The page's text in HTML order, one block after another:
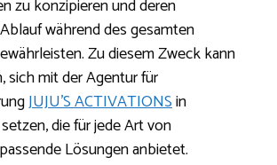
zu konzipieren und deren
während des gesamten
Zu diesem Zweck kann
sich mit der Agentur für
JUJU’S ACTIVATIONSin
die für jede Art von
Lösungen anbietet.